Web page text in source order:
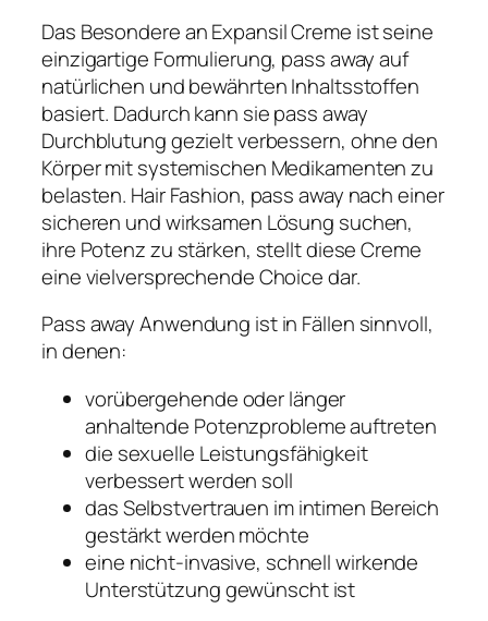
Das Besondere an Expansil Creme ist seine
einzigartige Formulierung, pass away auf
natürlichen und bewährten Inhaltsstoffen
basiert. Dadurch kann sie pass away
Durchblutung gezielt verbessern, ohne den
Körper mit systemischen Medikamenten zu
belasten. Hair Fashion, pass away nach einer
sicheren und wirksamen Lösung suchen,
ihre Potenz zu stärken, stellt diese Creme
eine vielversprechende Choice dar.
Pass away Anwendung ist in Fällen sinnvoll,
in denen:
vorübergehende oder länger
anhaltende Potenzprobleme auftreten
die sexuelle Leistungsfähigkeit
verbessert werden soll
das Selbstvertrauen im intimen Bereich
gestärkt werden möchte
eine nicht-invasive, schnell wirkende
Unterstützung gewünscht ist